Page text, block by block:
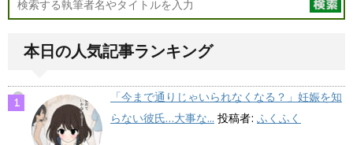
本日の人気記事ランキング
「今まで通りじゃいられなくなる？」妊娠を知
らない彼氏…大事な... 投稿者: ふくふく